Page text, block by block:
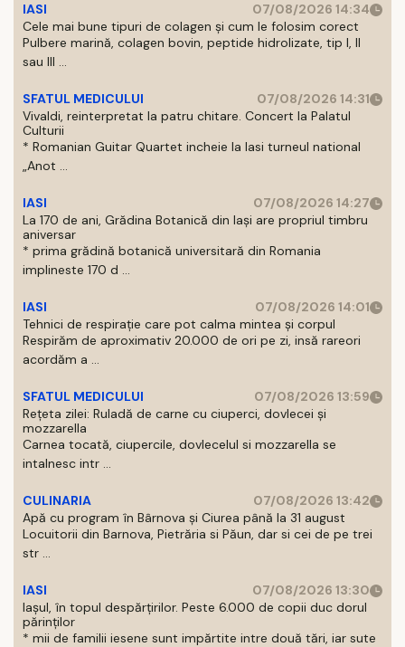
IASI
07/08/2026 14:34
Cele mai bune tipuri de colagen și cum le folosim corect
Pulbere marină, colagen bovin, peptide hidrolizate, tip I, II
sau III ...
SFATUL MEDICULUI
07/08/2026 14:31
Vivaldi, reinterpretat la patru chitare. Concert la Palatul
Culturii
* Romanian Guitar Quartet incheie la Iasi turneul national
„Anot ...
IASI
07/08/2026 14:27
La 170 de ani, Grădina Botanică din Iași are propriul timbru
aniversar
* prima grădină botanică universitară din Romania
implineste 170 d ...
IASI
07/08/2026 14:01
Tehnici de respirație care pot calma mintea și corpul
Respirăm de aproximativ 20.000 de ori pe zi, insă rareori
acordăm a ...
SFATUL MEDICULUI
07/08/2026 13:59
Rețeta zilei: Ruladă de carne cu ciuperci, dovlecei și
mozzarella
Carnea tocată, ciupercile, dovlecelul si mozzarella se
intalnesc intr ...
CULINARIA
07/08/2026 13:42
Apă cu program în Bârnova și Ciurea până la 31 august
Locuitorii din Barnova, Pietrăria si Păun, dar si cei de pe trei
str ...
IASI
07/08/2026 13:30
Iașul, în topul despărțirilor. Peste 6.000 de copii duc dorul
părinților
* mii de familii iesene sunt impărtite intre două tări, iar sute